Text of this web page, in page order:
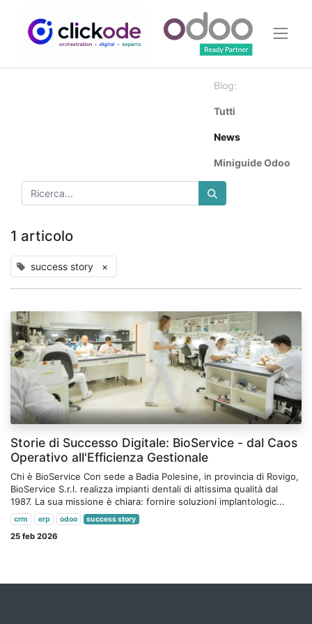
Blog:
Tutti
News
Miniguide Odoo
1 articolo
success story ×
Storie di Successo Digitale: BioService - dal Caos
Operativo all'Efficienza Gestionale
Chi è BioService Con sede a Badia Polesine, in provincia di Rovigo,
BioService S.r.l. realizza impianti dentali di altissima qualità dal
1987. La sua missione è chiara: fornire soluzioni implantologic...
crm erp odoo success story
25 feb 2026